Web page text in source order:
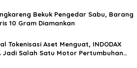
Bekuk Pengedar Sabu, Barang
10 Gram Diamankan
Tokenisasi Aset Menguat, INDODAX
Jadi Salah Satu Motor Pertumbuhan